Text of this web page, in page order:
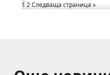
Какво накара Яна и
1 2Следваща страница »